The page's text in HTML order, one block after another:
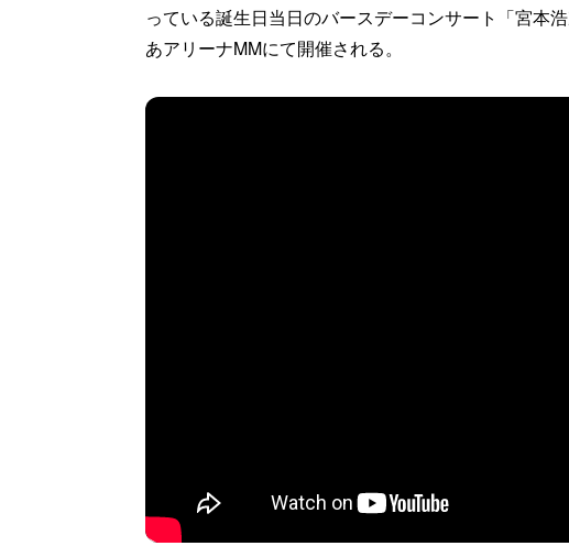
っている誕生日当日のバースデーコンサート「宮本
あアリーナMMにて開催される。